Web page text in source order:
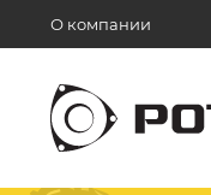
О компании